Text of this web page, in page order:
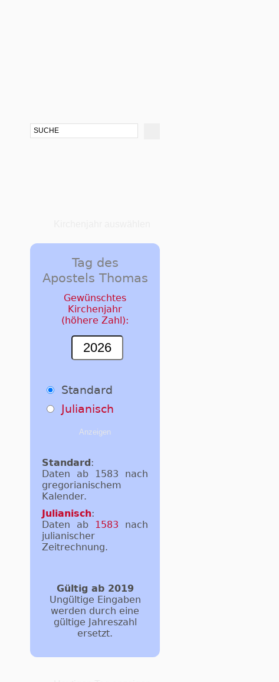
Tag des
Apostels Thomas
Gewünschtes
Kirchenjahr
(höhere Zahl):
Standard
Julianisch
Standard:
Daten ab 1583 nach
gregorianischem
Kalender.
Julianisch:
Daten ab 1583 nach
julianischer
Zeitrechnung.
Gültig ab 2019
Ungültige Eingaben
werden durch eine
gültige Jahreszahl
ersetzt.